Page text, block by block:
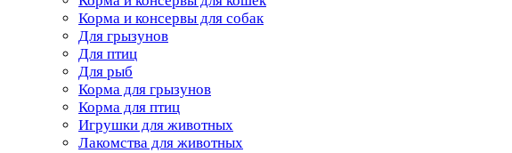
Корма и консервы для собак
Для грызунов
Для птиц
Для рыб
Корма для грызунов
Корма для птиц
Игрушки для животных
Лакомства для животных